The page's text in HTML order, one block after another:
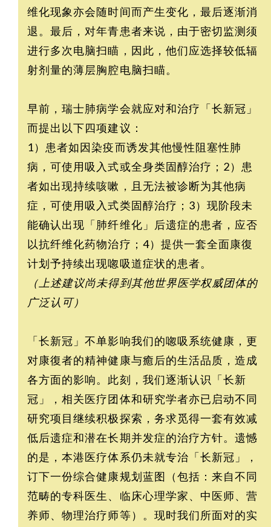
维化现象亦会随时间而产生变化，最后逐渐消
退。最后，对年青患者来说，由于密切监测须
进行多次电脑扫瞄，因此，他们应选择较低辐
射剂量的薄层胸腔电脑扫瞄。
早前，瑞士肺病学会就应对和治疗「长新冠」
而提出以下四项建议：
1）患者如因染疫而诱发其他慢性阻塞性肺
病，可使用吸入式或全身类固醇治疗；2）患
者如出现持续咳嗽，且无法被诊断为其他病
症，可使用吸入式类固醇治疗；3）现阶段未
能确认出现「肺纤维化」后遗症的患者，应否
以抗纤维化药物治疗；4）提供一套全面康復
计划予持续出现唿吸道症状的患者。
（上述建议尚未得到其他世界医学权威团体的
广泛认可）
「长新冠」不单影响我们的唿吸系统健康，更
对康復者的精神健康与癒后的生活品质，造成
各方面的影响。此刻，我们逐渐认识「长新
冠」，相关医疗团体和研究学者亦已启动不同
研究项目继续积极探索，务求觅得一套有效减
低后遗症和潜在长期并发症的治疗方针。遗憾
的是，本港医疗体系仍未就专治「长新冠」，
订下一份综合健康规划蓝图（包括：来自不同
范畴的专科医生、临床心理学家、中医师、营
养师、物理治疗师等）。现时我们所面对的实